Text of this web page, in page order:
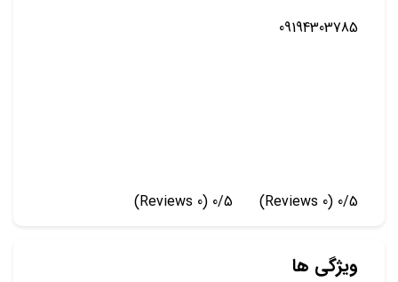
09194303785
0/5
(0 Reviews)
0/5
(0 Reviews)
ویژگی ها